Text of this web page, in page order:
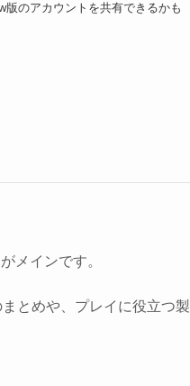
版のアカウントを共有できるかも
メインです。
とめや、プレイに役立つ製